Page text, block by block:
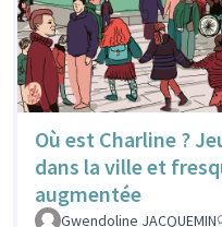
Où est Charline ?
dans la ville et
augmentée
Gwendoline JACQUEMIN